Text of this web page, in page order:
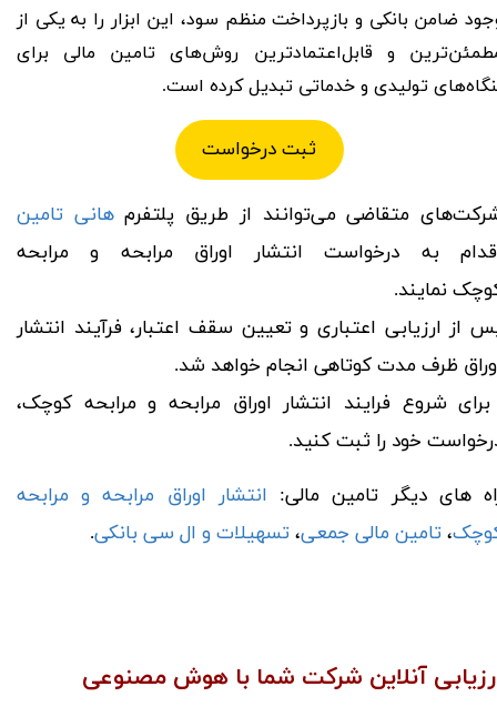
های دیگر تامین مالی: انتشار اوراق مرابحه و مرابحه
، تامین مالی جمعی، تسهیلات و ال سی بانکی.
ضامن بانکی و بازپرداخت منظم سود، این ابزار را به یکی از
و قابل‌اعتمادترین روش‌های تامین مالی برای
تولیدی و خدماتی تبدیل کرده است.
ثبت درخواست
متقاضی می‌توانند از طریق پلتفرمهانی تامین
به درخواست انتشار اوراق مرابحه و مرابحه
نمایند.
از ارزیابی اعتباری و تعیین سقف اعتبار، فرآیند انتشار
ظرف مدت کوتاهی انجام خواهد شد.
شروع فرایند انتشار اوراق مرابحه و مرابحه کوچک،
خود را ثبت کنید.
آنلاین شرکت شما با هوش مصنوعی